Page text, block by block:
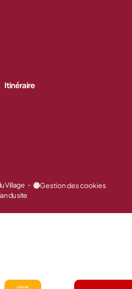
Itinéraire
Village
Gestion des cookies
du site